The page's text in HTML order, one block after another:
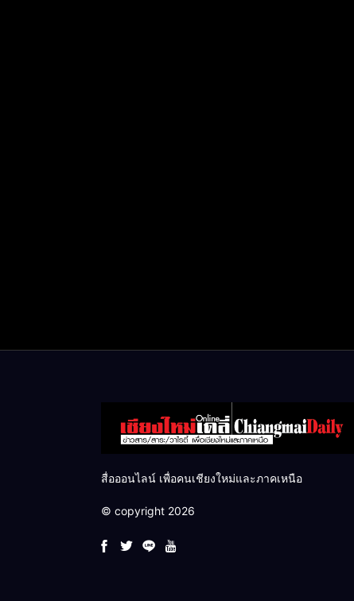
สื่อออนไลน์ เพื่อคนเชียงใหม่และภาคเหนือ
© copyright 2026